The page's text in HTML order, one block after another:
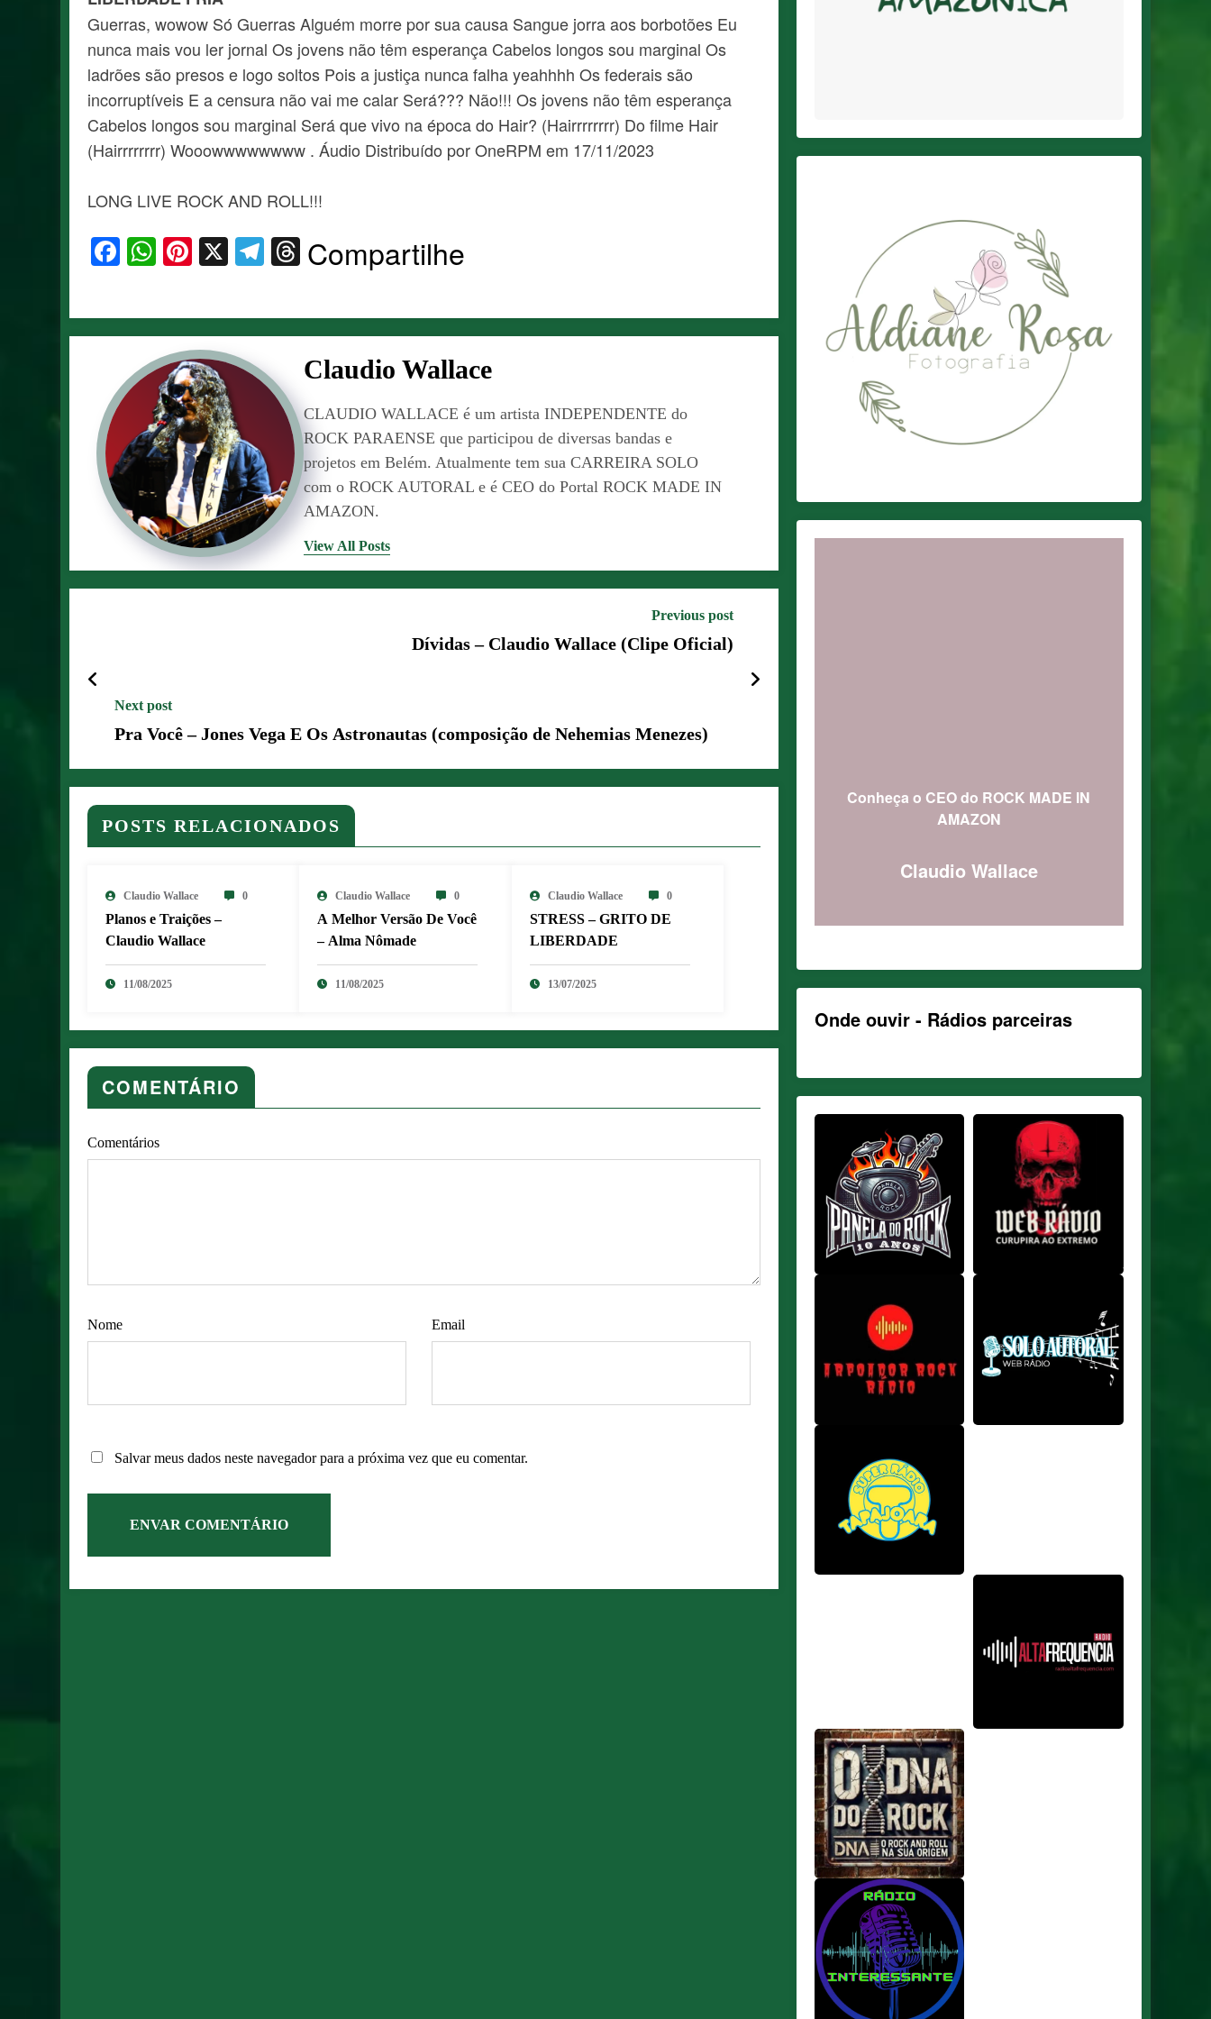
Guerras, wowow Só Guerras Alguém morre por sua causa Sangue jorra aos borbotões Eu
nunca mais vou ler jornal Os jovens não têm esperança Cabelos longos sou marginal Os
ladrões são presos e logo soltos Pois a justiça nunca falha yeahhhh Os federais são
incorruptíveis E a censura não vai me calar Será??? Não!!! Os jovens não têm esperança
Cabelos longos sou marginal Será que vivo na época do Hair? (Hairrrrrrrr) Do filme Hair
(Hairrrrrrrr) Wooowwwwwwww . Áudio Distribuído por OneRPM em 17/11/2023
LONG LIVE ROCK AND ROLL!!!
Facebook
WhatsApp
Pinterest
X Telegram
Threads
Compartilhe
Claudio Wallace
CLAUDIO WALLACE é um artista INDEPENDENTE do
ROCK PARAENSE que participou de diversas bandas e
projetos em Belém. Atualmente tem sua CARREIRA SOLO
com o ROCK AUTORAL e é CEO do Portal ROCK MADE IN
AMAZON.
View All Posts
Previous post
Dívidas – Claudio Wallace (Clipe Oficial)
Next post
Pra Você – Jones Vega E Os Astronautas (composição de Nehemias Menezes)
POSTS RELACIONADOS
Claudio Wallace 0
Planos e Traições –
Claudio Wallace
11/08/2025
Claudio Wallace 0
A Melhor Versão De Você
– Alma Nômade
11/08/2025
Claudio Wallace 0
STRESS – GRITO DE
LIBERDADE
13/07/2025
COMENTÁRIO
Comentários
Nome Email
Salvar meus dados neste navegador para a próxima vez que eu comentar.
Conheça o CEO do ROCK MADE IN
AMAZON
Claudio Wallace
Onde ouvir - Rádios parceiras